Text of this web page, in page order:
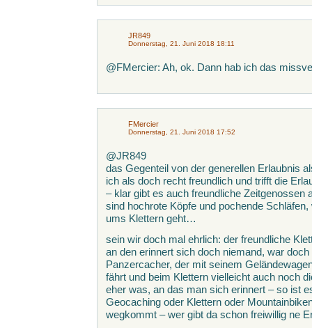
JR849
Donnerstag, 21. Juni 2018 18:11
@FMercier: Ah, ok. Dann hab ich das
FMercier
Donnerstag, 21. Juni 2018 17:52
@JR849
das Gegenteil von der generellen Erlaubnis
ich als doch recht freundlich und trifft die
– klar gibt es auch freundliche Zeitgenossen
sind hochrote Köpfe und pochende
ums Klettern geht…
sein wir doch mal ehrlich: der freundliche
an den erinnert sich doch niemand, war
Panzercacher, der mit seinem
fährt und beim Klettern vielleicht auch noch
eher was, an das man sich erinnert – so ist
Geocaching oder Klettern oder
wegkommt – wer gibt da schon freiwillig ne